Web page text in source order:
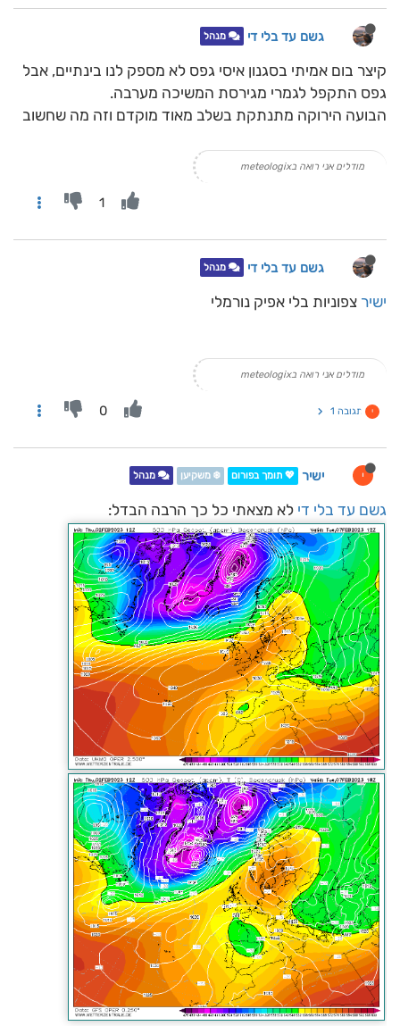
גשם עד בלי די מנהל
קיצר בום אמיתי בסגנון איסי גפס לא מספק לנו בינתיים, אבל
גפס התקפל לגמרי מגירסת המשיכה מערבה.
הבועה הירוקה מתנתקת בשלב מאוד מוקדם וזה מה שחשוב
מודלים אני רואה בmeteologix
1
גשם עד בלי די מנהל
ישיר צפוניות בלי אפיק נורמלי
מודלים אני רואה בmeteologix
י תגובה 1 0
י ישיר 💖 תומך בפורום ❄️ משקיען מנהל
גשם עד בלי די לא מצאתי כל כך הרבה הבדל: